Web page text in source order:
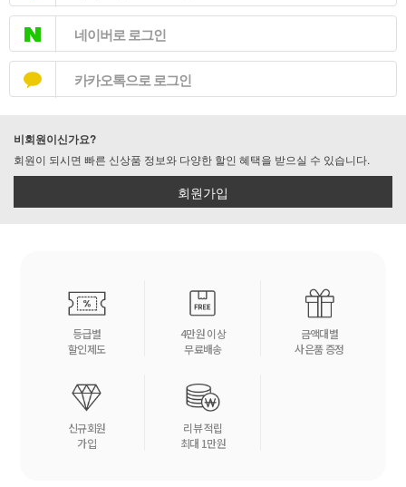
네이버로 로그인
카카오톡으로 로그인
비회원이신가요?
회원이 되시면 빠른 신상품 정보와 다양한 할인 혜택을 받으실 수 있습니다.
회원가입
등급별
할인제도
4만원 이상
무료배송
금액대별
사은품 증정
신규회원
가입
리뷰 적립
최대 1만원